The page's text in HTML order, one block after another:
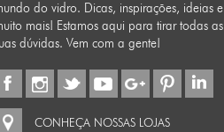
do vidro. Dicas, inspirações, ideias e
mais! Estamos aqui para tirar todas as
dúvidas. Vem com a gente!
CONHEÇA NOSSAS LOJAS